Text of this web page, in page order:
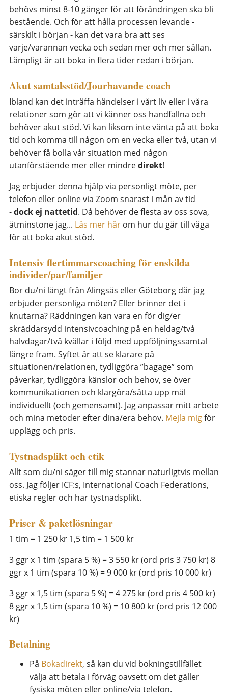
behövs minst 8-10 gånger för att förändringen ska bli
bestående. Och för att hålla processen levande -
särskilt i början - kan det vara bra att ses
varje/varannan vecka och sedan mer och mer sällan.
Lämpligt är att boka in flera tider redan i början.
Akut samtalsstöd/Jourhavande coach
Ibland kan det inträffa händelser i vårt liv eller i våra
relationer som gör att vi känner oss handfallna och
behöver akut stöd. Vi kan liksom inte vänta på att boka
tid och komma till någon om en vecka eller två, utan vi
behöver få bolla vår situation med någon
utanförstående mer eller mindredirekt!
Jag erbjuder denna hjälp via personligt möte, per
telefon eller online via Zoom snarast i mån av tid
-dock ej nattetid. Då behöver de flesta av oss sova,
åtminstone jag... Läs mer här om hur du går till väga
för att boka akut stöd.
Intensiv flertimmarscoaching för enskilda
individer/par/familjer
Bor du/ni långt från Alingsås eller Göteborg där jag
erbjuder personliga möten? Eller brinner det i
knutarna? Räddningen kan vara en för dig/er
skräddarsydd intensivcoaching på en heldag/två
halvdagar/två kvällar i följd med uppföljningssamtal
längre fram. Syftet är att se klarare på
situationen/relationen, tydliggöra ”bagage” som
påverkar, tydliggöra känslor och behov, se över
kommunikationen och klargöra/sätta upp mål
individuellt (och gemensamt). Jag anpassar mitt arbete
och mina metoder efter dina/era behov. Mejla migför
upplägg och pris.
Tystnadsplikt och etik
Allt som du/ni säger till mig stannar naturligtvis mellan
oss. Jag följer ICF:s, International Coach Federations,
etiska regler och har tystnadsplikt.
Priser & paketlösningar
1 tim = 1 250 kr 1,5 tim = 1 500 kr
3 ggr x 1 tim (spara 5 %) = 3 550 kr (ord pris 3 750 kr) 8
ggr x 1 tim (spara 10 %) = 9 000 kr (ord pris 10 000 kr)
3 ggr x 1,5 tim (spara 5 %) = 4 275 kr (ord pris 4 500 kr)
8 ggr x 1,5 tim (spara 10 %) = 10 800 kr (ord pris 12 000
kr)
Betalning
På Bokadirekt, så kan du vid bokningstillfället
välja att betala i förväg oavsett om det gäller
fysiska möten eller online/via telefon.